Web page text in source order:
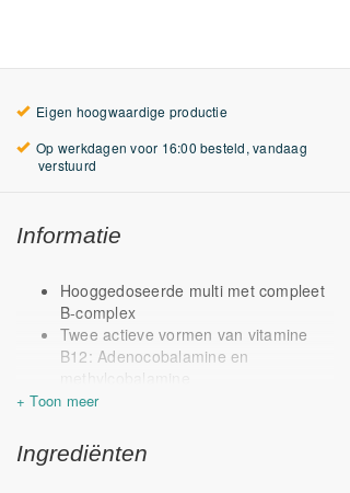
Eigen hoogwaardige productie
Op werkdagen voor 16:00 besteld, vandaag
verstuurd
Informatie
Hooggedoseerde multi met compleet
B-complex
Twee actieve vormen van vitamine
B12: Adenocobalamine en
methylcobalamine
Onderscheidend door o.a. 30 mcg
Met magnesiumtauraat als bron van
magnesium
Ingrediënten